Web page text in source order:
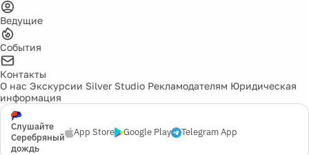
Ведущие
События
Контакты
О нас Экскурсии Silver Studio Рекламодателям Юридическая
информация
Слушайте
Серебряный
дождь
App Store Google Play Telegram App